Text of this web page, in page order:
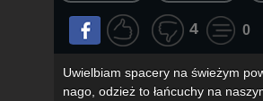
4 0
Uwielbiam spacery na świeżym
nago, odzież to łańcuchy na